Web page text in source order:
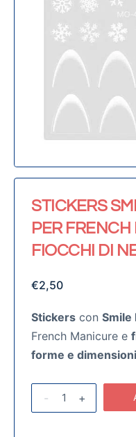
STICKERS
PER
FIOCCHI DI
€2,50
Stickers con Smile
French Manicure e
forme e
- +